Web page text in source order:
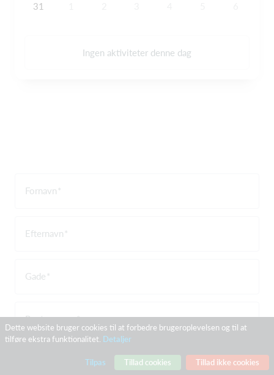
31
Ingen aktiviteter denne dag
Fornavn
Efternavn
Gade
Postnummer
Dette website bruger cookies til at forbedre brugeroplevelsen og til at
tilføre ekstra funktionalitet. Detaljer
Tillad ikke cookies
Tillad cookies
Tilpas